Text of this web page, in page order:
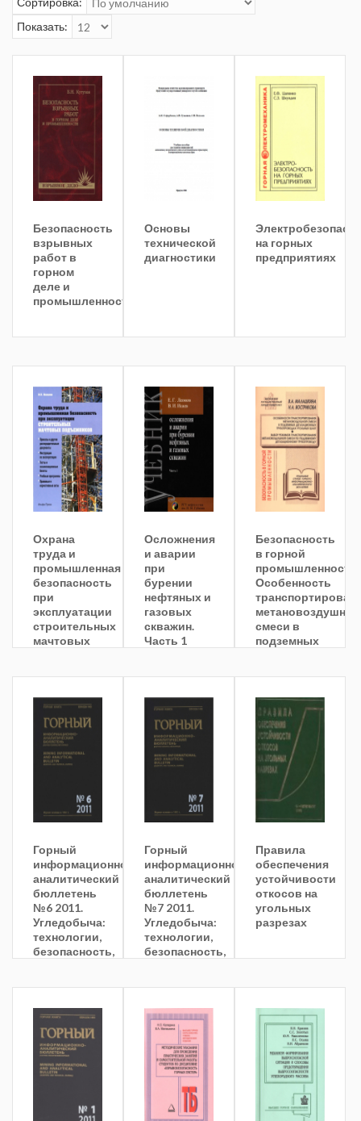
Показать:
Безопасность
взрывных
работ в
горном
деле и
промышленности
Основы
технической
диагностики
на горных
предприятиях
Охрана
труда и
промышленная
безопасность
при
эксплуатации
строительных
мачтовых
Осложнения
и аварии
при
бурении
нефтяных и
газовых
скважин.
Часть 1
Безопасность
в горной
промышленности.
Особенность
метановоздушной
смеси в
подземных
шахт.
Выбор
режимов
метановоздушной
смеси по
подземному
дегазационному
трубопроводу
Горный
информационно-
аналитический
бюллетень
№6 2011.
Угледобыча:
технологии,
безопасность,
Горный
информационно-
аналитический
бюллетень
№7 2011.
Угледобыча:
технологии,
безопасность,
Правила
обеспечения
устойчивости
откосов на
угольных
разрезах